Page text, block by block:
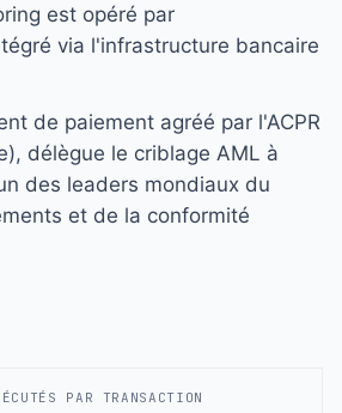
est opéré par
via l'infrastructure bancaire
de paiement agréé par l'ACPR
délègue le criblage AML à
des leaders mondiaux du
et de la conformité
PAR TRANSACTION